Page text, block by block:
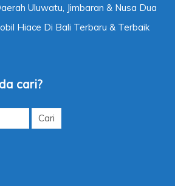
Uluwatu, Jimbaran & Nusa Dua
Hiace Di Bali Terbaru & Terbaik
cari?